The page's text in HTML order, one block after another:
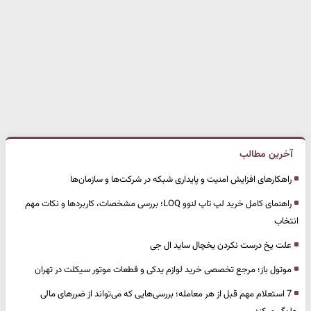
آخرین مطالب
راهکارهای افزایش امنیت و پایداری شبکه در شرکت‌ها و سازمان‌ها
راهنمای کامل خرید لپ تاپ لنوو LOQ؛ بررسی مشخصات، کاربردها و نکات مهم
انتخاب
علت یخ درست نکردن یخچال ساید ال جی
موتول باز؛ مرجع تخصصی خرید لوازم یدکی و قطعات موتور سیکلت در تهران
7 استعلام مهم قبل از هر معامله؛ بررسی‌هایی که می‌تواند از ضررهای مالی